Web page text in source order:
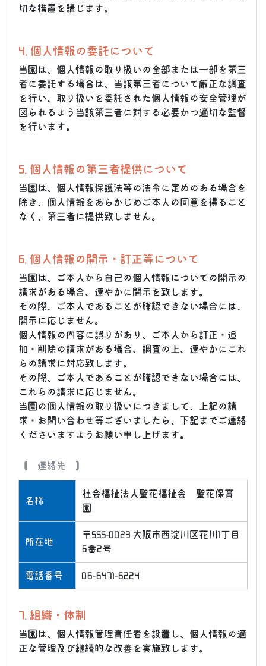
切な措置を講じます。
4. 個人情報の委託について
当園は、個人情報の取り扱いの全部または一部を第三
者に委託する場合は、当該第三者について厳正な調査
を行い、取り扱いを委託された個人情報の安全管理が
図られるよう当該第三者に対する必要かつ適切な監督
を行います。
5. 個人情報の第三者提供について
当園は、個人情報保護法等の法令に定めのある場合を
除き、個人情報をあらかじめご本人の同意を得ること
なく、第三者に提供致しません。
6. 個人情報の開示・訂正等について
当園は、ご本人から自己の個人情報についての開示の
請求がある場合、速やかに開示を致します。
その際、ご本人であることが確認できない場合には、
開示に応じません。
個人情報の内容に誤りがあり、ご本人から訂正・追
加・削除の請求がある場合、調査の上、速やかにこれ
らの請求に対応致します。
その際、ご本人であることが確認できない場合には、
これらの請求に応じません。
当園の個人情報の取り扱いにつきまして、上記の請
求・お問い合わせ等ございましたら、下記までご連絡
くださいますようお願い申し上げます。
【 連絡先 】
名称
社会福祉法人聖花福祉会 聖花保育
園
所在地
〒555-0023 大阪市西淀川区花川1丁目
6番2号
電話番号 06-6471-6224
7. 組織・体制
当園は、個人情報管理責任者を設置し、個人情報の適
正な管理及び継続的な改善を実施致します。